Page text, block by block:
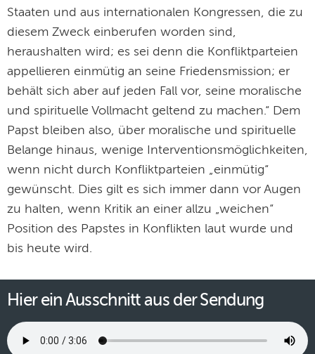
Staaten und aus internationalen Kongressen, die zu
diesem Zweck einberufen worden sind,
heraushalten wird; es sei denn die Konfliktparteien
appellieren einmütig an seine Friedensmission; er
behält sich aber auf jeden Fall vor, seine moralische
und spirituelle Vollmacht geltend zu machen.“ Dem
Papst bleiben also, über moralische und spirituelle
Belange hinaus, wenige Interventionsmöglichkeiten,
wenn nicht durch Konfliktparteien „einmütig“
gewünscht. Dies gilt es sich immer dann vor Augen
zu halten, wenn Kritik an einer allzu „weichen“
Position des Papstes in Konflikten laut wurde und
bis heute wird.
Hier ein Ausschnitt aus der Sendung